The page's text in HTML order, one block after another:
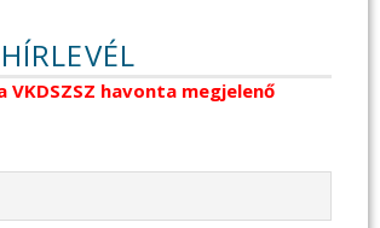
havonta megjelenő